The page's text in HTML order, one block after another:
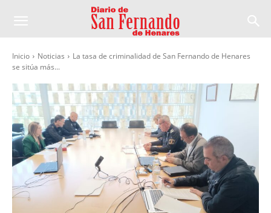
Inicio Noticias
La tasa de criminalidad de San Fernando de Henares
se sitúa más...